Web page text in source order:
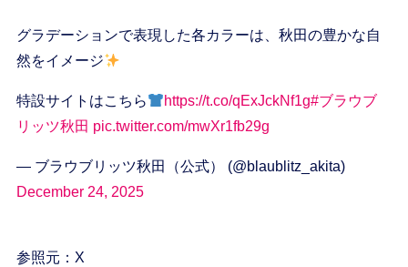
グラデーションで表現した各カラーは、秋⽥の豊かな⾃
然をイメージ
特設サイトはこちら https://t.co/qExJckNf1g#ブラウブ
リッツ秋田 pic.twitter.com/mwXr1fb29g
— ブラウブリッツ秋田（公式） (@blaublitz_akita)
December 24, 2025
参照元：X